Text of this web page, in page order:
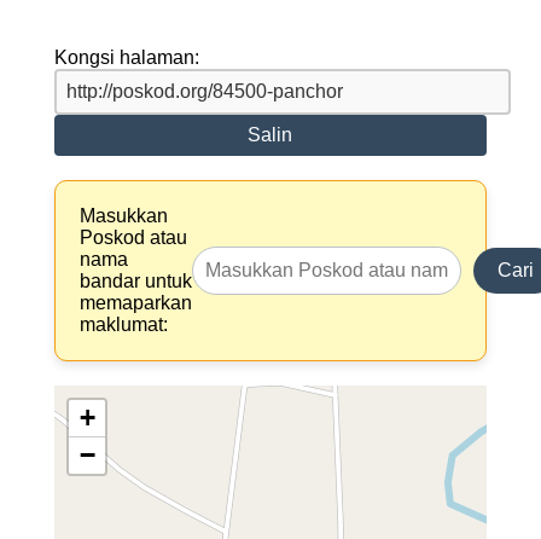
Kongsi halaman:
Salin
Masukkan
Poskod atau
nama
bandar untuk
memaparkan
maklumat:
Cari
+
−